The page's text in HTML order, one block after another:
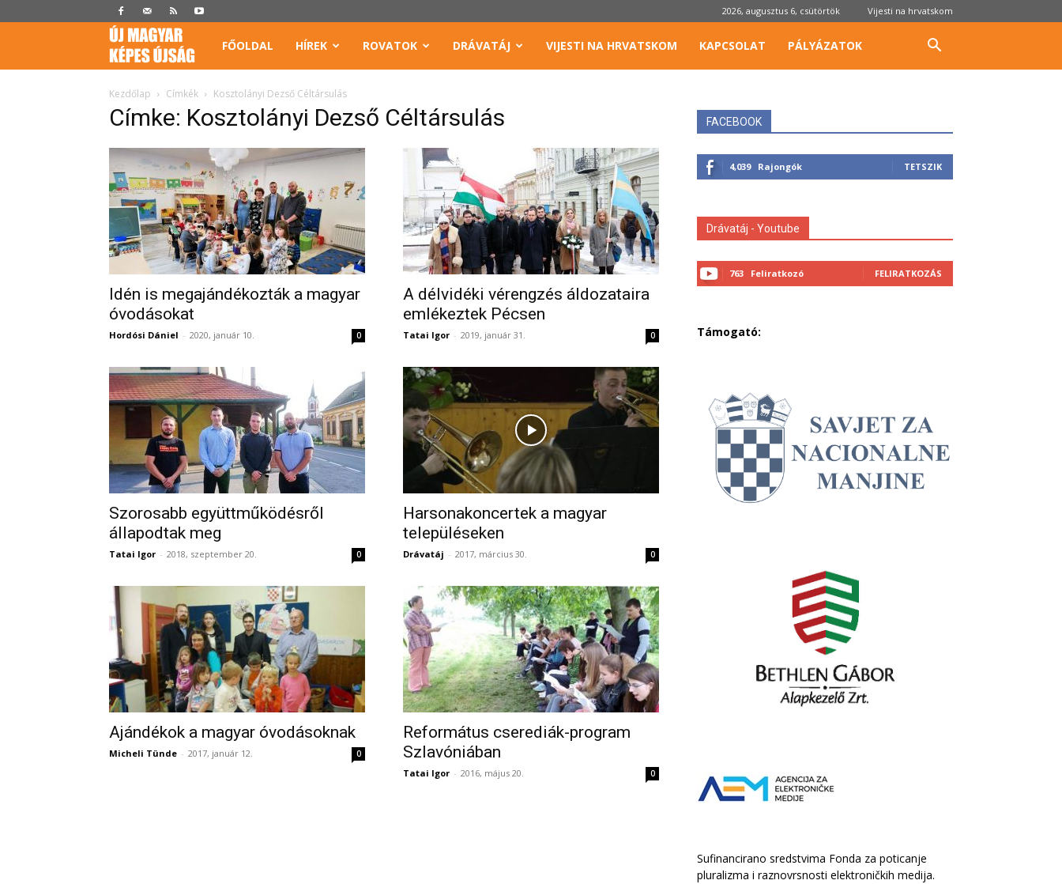
2026, augusztus 6, csütörtök Vijesti na hrvatskom
Képes
Újság
FŐOLDAL HÍREK ROVATOK DRÁVATÁJ VIJESTI NA HRVATSKOM KAPCSOLAT PÁLYÁZATOK
Kezdőlap Címkék Kosztolányi Dezső Céltársulás
Címke: Kosztolányi Dezső Céltársulás
Idén is megajándékozták a magyar
óvodásokat
Hordósi Dániel - 2020, január 10. 0
A délvidéki vérengzés áldozataira
emlékeztek Pécsen
Tatai Igor - 2019, január 31. 0
Szorosabb együttműködésről
állapodtak meg
Tatai Igor - 2018, szeptember 20. 0
Harsonakoncertek a magyar
településeken
Drávatáj - 2017, március 30. 0
Ajándékok a magyar óvodásoknak
Micheli Tünde - 2017, január 12. 0
Református cserediák-program
Szlavóniában
Tatai Igor - 2016, május 20. 0
FACEBOOK
4,039 Rajongók TETSZIK
Drávatáj - Youtube
763 Feliratkozó FELIRATKOZÁS
Támogató:
Sufinancirano sredstvima Fonda za poticanje
pluralizma i raznovrsnosti elektroničkih medija.